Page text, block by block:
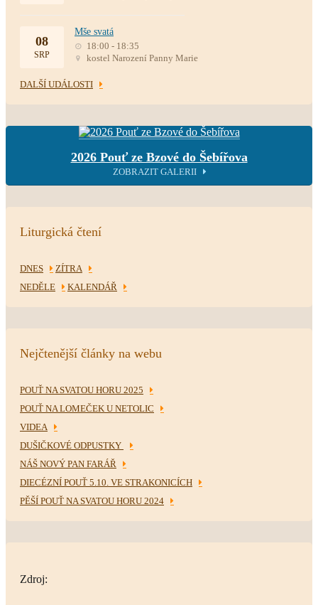
08
SRP
Mše svatá
18:00 - 18:35
kostel Narození Panny Marie
DALŠÍ UDÁLOSTI
2026 Pouť ze Bzové do Šebířova
ZOBRAZIT GALERII
Liturgická čtení
DNES
ZÍTRA
NEDĚLE
KALENDÁŘ
Nejčtenější články na webu
POUŤ NA SVATOU HORU 2025
POUŤ NA LOMEČEK U NETOLIC
VIDEA
DUŠIČKOVÉ ODPUSTKY
NÁŠ NOVÝ PAN FARÁŘ
DIECÉZNÍ POUŤ 5.10. VE STRAKONICÍCH
PĚŠÍ POUŤ NA SVATOU HORU 2024
Zdroj: